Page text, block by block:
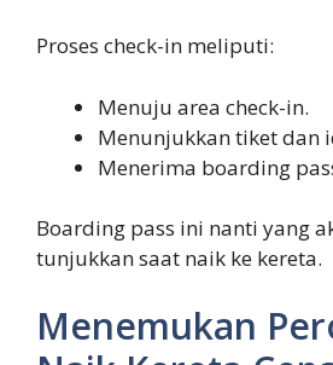
Proses check-in meliputi:
Menuju area check-in.
Menunjukkan tiket dan
Menerima boarding
Boarding pass ini nanti yang
tunjukkan saat naik ke kereta.
Menemukan